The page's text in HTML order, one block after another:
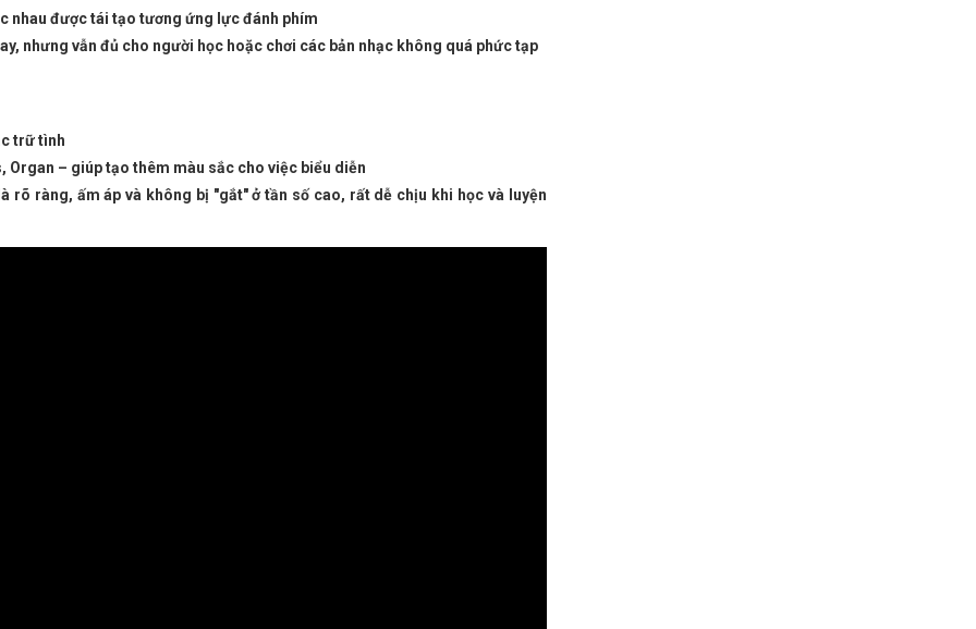
nhau được tái tạo tương ứng lực đánh phím
nhưng vẫn đủ cho người học hoặc chơi các bản nhạc không quá phức tạp
trữ tình
– giúp tạo thêm màu sắc cho việc biểu diễn
rõ ràng, ấm áp và không bị "gắt" ở tần số cao, rất dễ chịu khi học và luyện